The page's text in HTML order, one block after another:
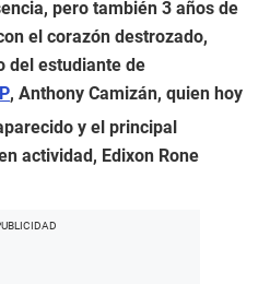
pero también 3 años de
el corazón destrozado,
del estudiante de
, Anthony Camizán, quien hoy
y el principal
actividad, Edixon Rone